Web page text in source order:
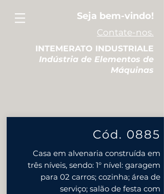
Seja bem-vindo!
Contate-nos.
INTEMERATO INDUSTRIALE
Indústria de Elementos de
Máquinas
Cód. 0885
Casa em alvenaria construída em
três níveis, sendo: 1° nível: garagem
para 02 carros; cozinha; área de
serviço; salão de festa com